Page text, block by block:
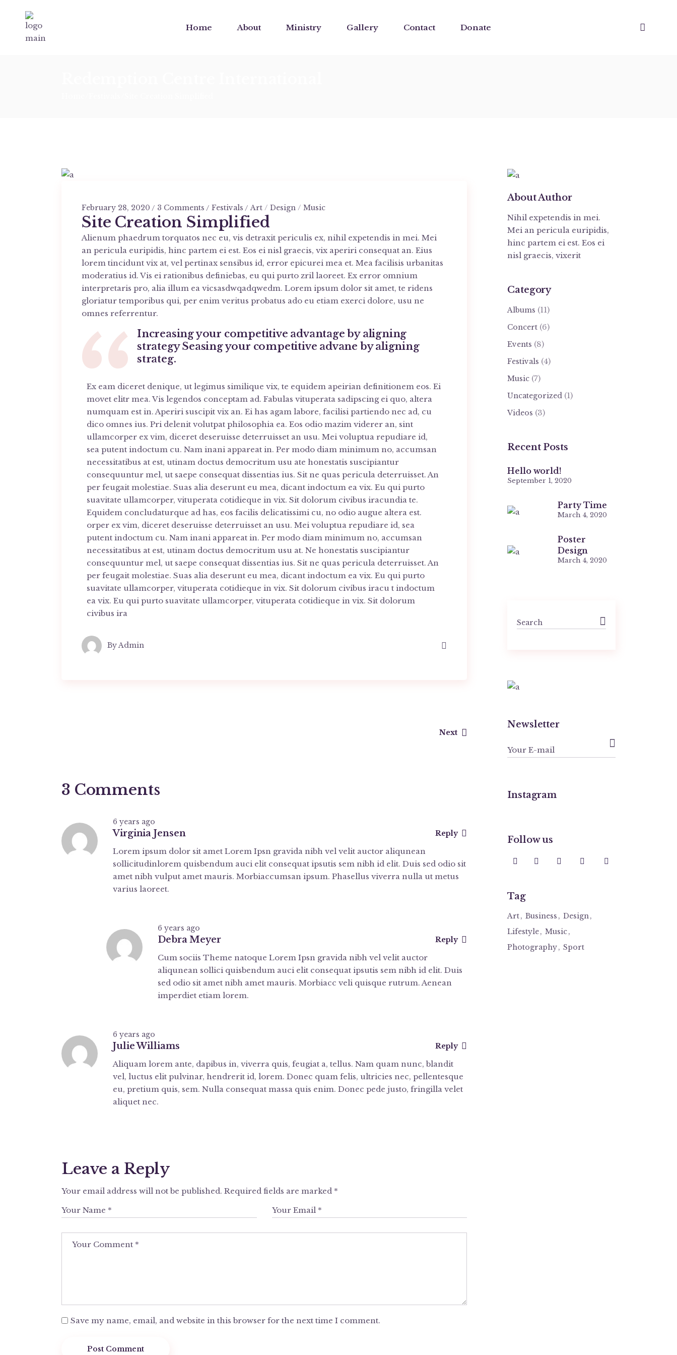
Home About Ministry Gallery Contact Donate
February 28, 2020 3 Comments Festivals Art Design Music
Site Creation Simplified
Alienum phaedrum torquatos nec eu, vis detraxit periculis ex, nihil expetendis in mei. Mei
an pericula euripidis, hinc partem ei est. Eos ei nisl graecis, vix aperiri consequat an. Eius
lorem tincidunt vix at, vel pertinax sensibus id, error epicurei mea et. Mea facilisis urbanitas
moderatius id. Vis ei rationibus definiebas, eu qui purto zril laoreet. Ex error omnium
interpretaris pro, alia illum ea vicsasdwqadqwedm. Lorem ipsum dolor sit amet, te ridens
gloriatur temporibus qui, per enim veritus probatus ado eu etiam exerci dolore, usu ne
omnes referrentur.
Increasing your competitive advantage by aligning
strategy Seasing your competitive advane by aligning
strateg.
Ex eam diceret denique, ut legimus similique vix, te equidem apeirian definitionem eos. Ei
movet elitr mea. Vis legendos conceptam ad. Fabulas vituperata sadipscing ei quo, altera
numquam est in. Aperiri suscipit vix an. Ei has agam labore, facilisi partiendo nec ad, cu
dico omnes ius. Pri delenit volutpat philosophia ea. Eos odio mazim viderer an, sint
ullamcorper ex vim, diceret deseruisse deterruisset an usu. Mei voluptua repudiare id,
sea putent indoctum cu. Nam inani appareat in. Per modo diam minimum no, accumsan
necessitatibus at est, utinam doctus democritum usu ate honestatis suscipiantur
consequuntur mel, ut saepe consequat dissentias ius. Sit ne quas pericula deterruisset. An
per feugait molestiae. Suas alia deserunt eu mea, dicant indoctum ea vix. Eu qui purto
suavitate ullamcorper, vituperata cotidieque in vix. Sit dolorum civibus iracundia te.
Equidem concludaturque ad has, eos facilis delicatissimi cu, no odio augue altera est.
orper ex vim, diceret deseruisse deterruisset an usu. Mei voluptua repudiare id, sea
putent indoctum cu. Nam inani appareat in. Per modo diam minimum no, accumsan
necessitatibus at est, utinam doctus democritum usu at. Ne honestatis suscipiantur
consequuntur mel, ut saepe consequat dissentias ius. Sit ne quas pericula deterruisset. An
per feugait molestiae. Suas alia deserunt eu mea, dicant indoctum ea vix. Eu qui purto
suavitate ullamcorper, vituperata cotidieque in vix. Sit dolorum civibus iracu t indoctum
ea vix. Eu qui purto suavitate ullamcorper, vituperata cotidieque in vix. Sit dolorum
civibus ira
ByAdmin
Next
3 Comments
6 years ago
Virginia Jensen Reply
Lorem ipsum dolor sit amet Lorem Ipsn gravida nibh vel velit auctor aliqunean
sollicitudinlorem quisbendum auci elit consequat ipsutis sem nibh id elit. Duis sed odio sit
amet nibh vulput amet mauris. Morbiaccumsan ipsum. Phasellus viverra nulla ut metus
varius laoreet.
6 years ago
Debra Meyer Reply
Cum sociis Theme natoque Lorem Ipsn gravida nibh vel velit auctor
aliqunean sollici quisbendum auci elit consequat ipsutis sem nibh id elit. Duis
sed odio sit amet nibh amet mauris. Morbiacc veli quisque rutrum. Aenean
imperdiet etiam lorem.
6 years ago
Julie Williams Reply
Aliquam lorem ante, dapibus in, viverra quis, feugiat a, tellus. Nam quam nunc, blandit
vel, luctus elit pulvinar, hendrerit id, lorem. Donec quam felis, ultricies nec, pellentesque
eu, pretium quis, sem. Nulla consequat massa quis enim. Donec pede justo, fringilla velet
aliquet nec.
Leave a Reply
Your email address will not be published. Required fields are marked *
Save my name, email, and website in this browser for the next time I comment.
Post Comment
About Author
Nihil expetendis in mei.
Mei an pericula euripidis,
hinc partem ei est. Eos ei
nisl graecis, vixerit
Category
Albums (11)
Concert (6)
Events (8)
Festivals (4)
Music (7)
Uncategorized (1)
Videos (3)
Recent Posts
Hello world!
September 1, 2020
Party Time
March 4, 2020
Poster
Design
March 4, 2020
Newsletter

Instagram
Follow us
Tag
Art Business
Design
Lifestyle
Music
Photography
Sport